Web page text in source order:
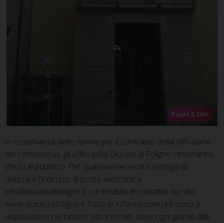
In osservanza delle norme per il contrasto della diffusione
del coronavirus, gli uffici della Diocesi di Foligno resteranno
chiusi al pubblico. Per qualsiasi necessità si prega di
utilizzare l’indirizzo di posta elettronica
info@diocesidifoligno.it o il modulo di contatto del sito
www.diocesidifoligno.it Tutte le informazioni utili sono a
disposizione nel nostro sito internet, dove ogni giorno alle